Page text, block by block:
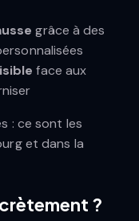
grâce à des
face aux
: ce sont les
et dans la
?